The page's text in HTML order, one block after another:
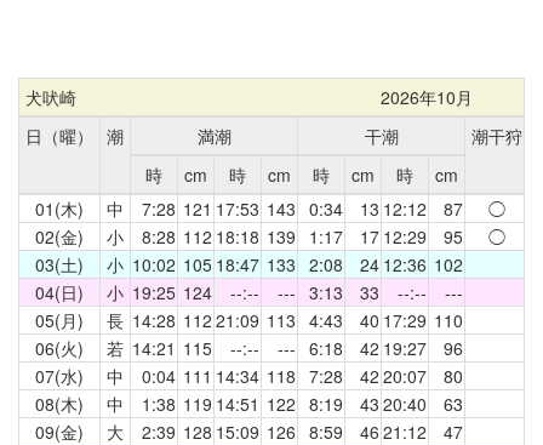
犬吠崎
2026年10月
日（曜）
潮 満潮 干潮 潮干狩
時
cm 時 cm 時 cm 時
cm
01(木)
中 7:28 121 17:53 143 0:34 13 12:12 87 ◯
02(金)
小 8:28 112 18:18 139 1:17 17 12:29 95 ◯
03(土)
小 10:02 105 18:47 133 2:08 24 12:36 102
04(日)
小 19:25 124 --:-- --- 3:13 33 --:-- ---
05(月)
長 14:28 112 21:09 113 4:43 40 17:29 110
06(火)
若 14:21 115 --:-- --- 6:18 42 19:27 96
07(水)
中 0:04 111 14:34 118 7:28 42 20:07 80
08(木)
中 1:38 119 14:51 122 8:19 43 20:40 63
09(金)
大 2:39 128 15:09 126 8:59 46 21:12 47